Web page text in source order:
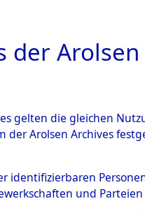
ÜBERSICHT BILD
der
Arolsen
gelten die gleichen
Arolsen Archives
identifizierbaren
und